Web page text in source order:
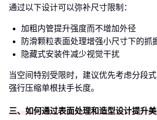
通过以下设计可以弥补尺寸限制：
加粗内管提升强度而不增加外径
防滑颗粒表面处理增强小尺寸下的抓
隐藏式安装件减少视觉干扰
当空间特别受限时，建议优先考虑分段
强行压缩单根扶手长度。
三、如何通过表面处理和造型设计提升美